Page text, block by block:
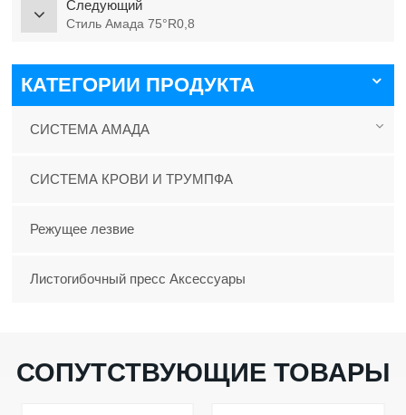
Следующий
Стиль Амада 75°R0,8
КАТЕГОРИИ ПРОДУКТА
СИСТЕМА АМАДА
СИСТЕМА КРОВИ И ТРУМПФА
Режущее лезвие
Листогибочный пресс Аксессуары
СОПУТСТВУЮЩИЕ ТОВАРЫ